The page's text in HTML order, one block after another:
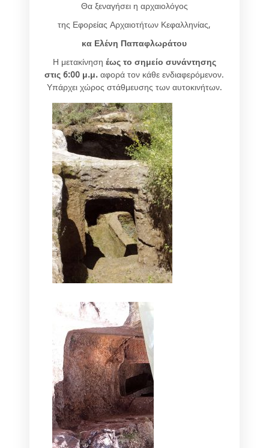
Θα ξεναγήσει η αρχαιολόγος
της Εφορείας Αρχαιοτήτων Κεφαλληνίας,
κα Ελένη Παπαφλωράτου
Η μετακίνηση έως το σημείο συνάντησης
στις 6:00 μ.μ. αφορά τον κάθε ενδιαφερόμενον.
Υπάρχει χώρος στάθμευσης των αυτοκινήτων.